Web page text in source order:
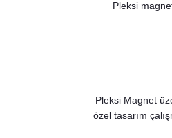
Pleksi
Pleksi Magnet
özel tasarım